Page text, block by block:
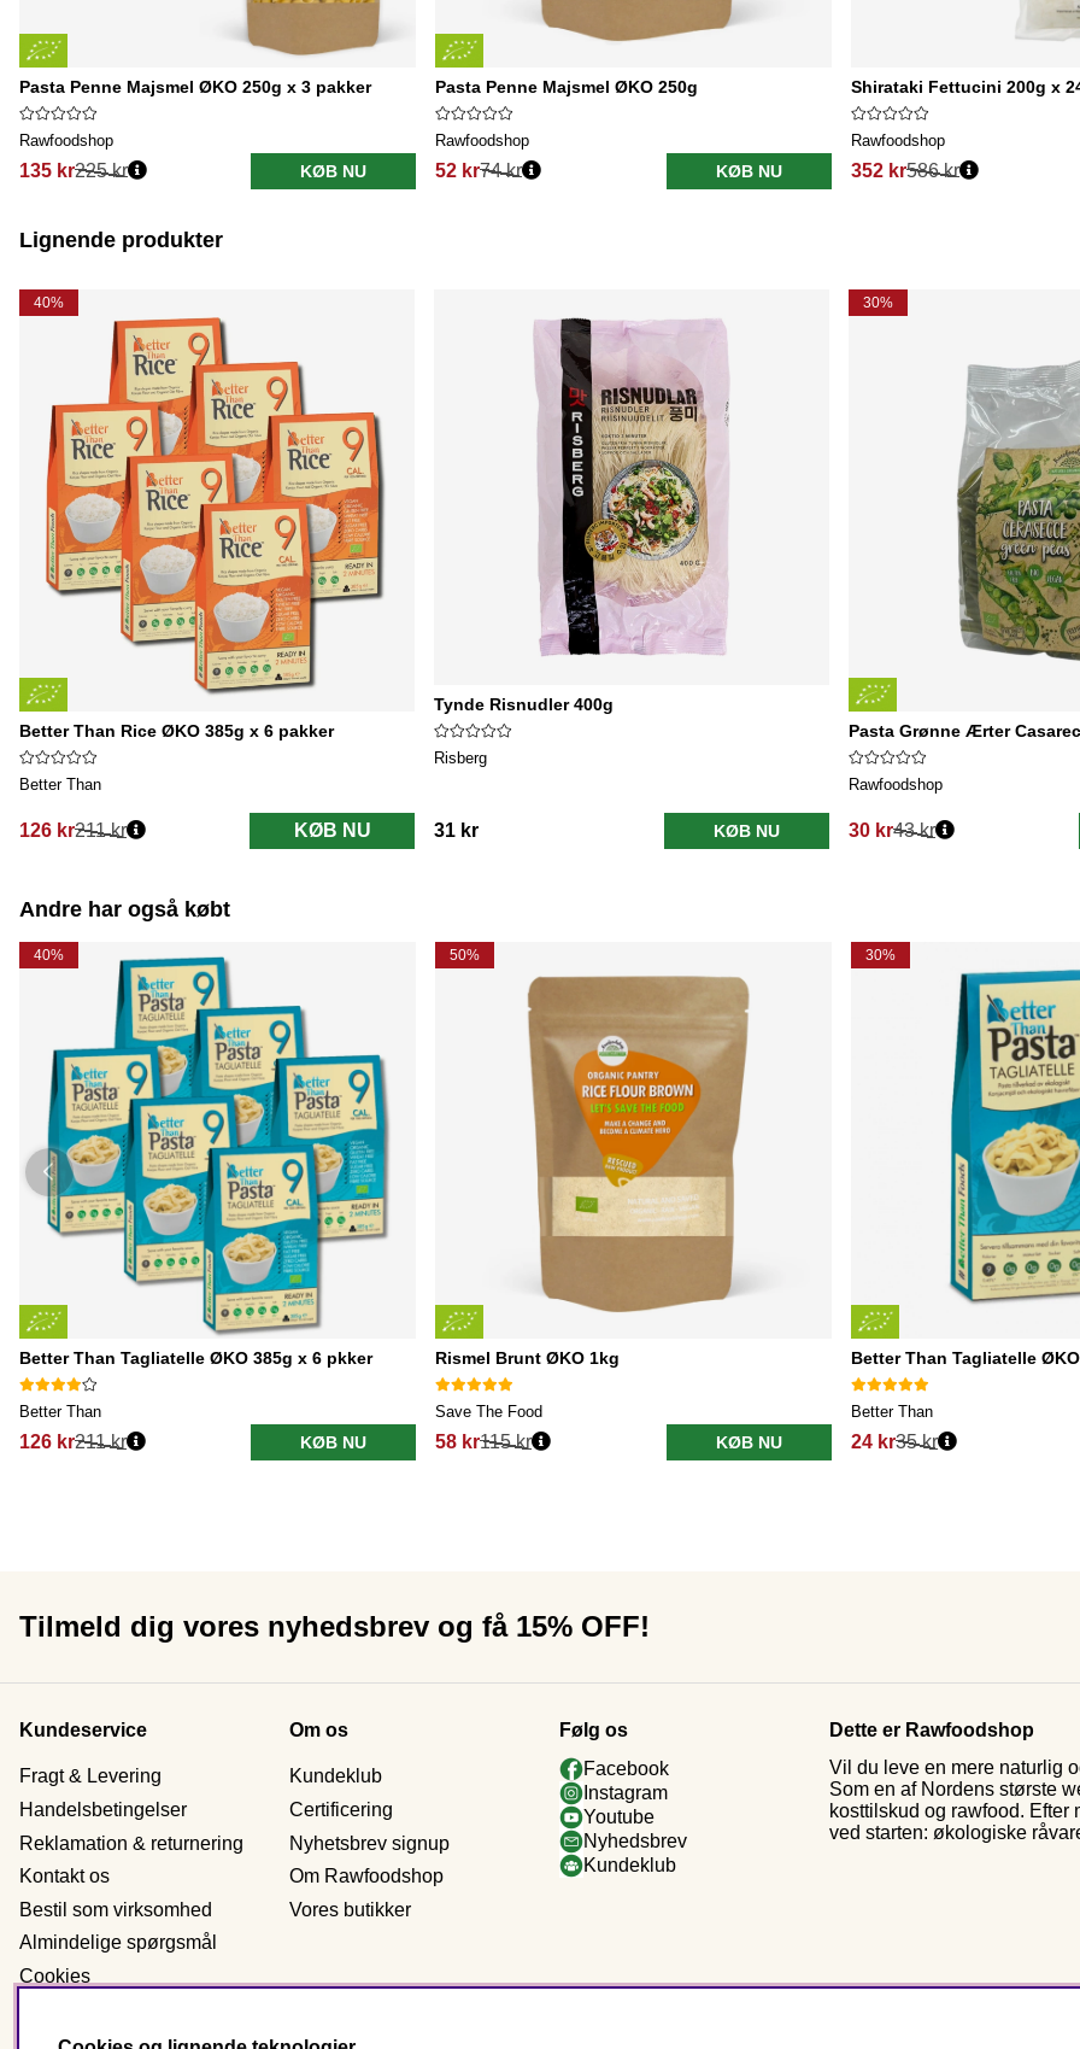
Pasta Penne Majsmel ØKO 250g x 3 pakker
Rawfoodshop
135 kr225 kr KØB NU
Pasta Penne Majsmel ØKO 250g
Rawfoodshop
52 kr74 kr KØB NU
Shirataki Fettucini 200g x
Rawfoodshop
352 kr586 kr
Lignende produkter
40%
Better Than Rice ØKO 385g x 6 pakker
Better Than
126 kr
Normalpris:
211 kr KØB NU
Tynde Risnudler 400g
Risberg
31 kr KØB NU
30%
Pasta Grønne Ærter
Rawfoodshop
30 kr
Normalpris:
43 kr
Andre har også købt
40%
Better Than Tagliatelle ØKO 385g x 6 pkker
Better Than
126 kr211 kr KØB NU
50%
Rismel Brunt ØKO 1kg
Save The Food
58 kr115 kr KØB NU
30%
Better Than Tagliatelle
Better Than
24 kr35 kr
Tilmeld dig vores nyhedsbrev og få 15% OFF!
Kundeservice
Fragt & Levering
Handelsbetingelser
Reklamation & returnering
Kontakt os
Bestil som virksomhed
Almindelige spørgsmål
Cookies
Om os
Kundeklub
Certificering
Nyhetsbrev signup
Om Rawfoodshop
Vores butikker
Følg os
Facebook
Instagram
Youtube
Nyhedsbrev
Kundeklub
Dette er Rawfoodshop
Vil du leve en mere naturlig
Som en af Nordens største
kosttilskud og rawfood. Efter
ved starten: økologiske